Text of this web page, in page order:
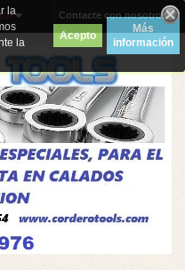
Contacte con nosotros
la
la
Acepto
Más
información